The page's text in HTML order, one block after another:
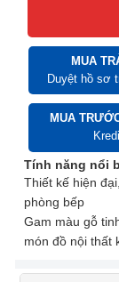
MUA
Duyệt hồ sơ
MUA
Tính năng nổi
Thiết kế hiện
phòng bếp
Gam màu gỗ
món đồ nội thất